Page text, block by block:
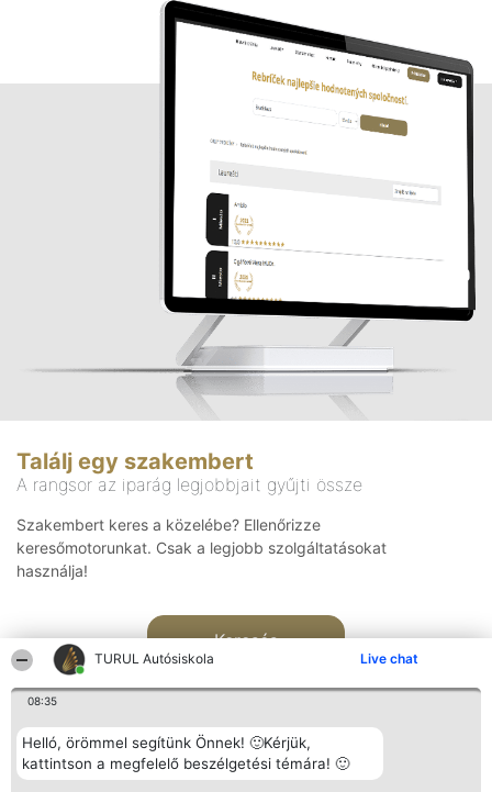
TURUL Autósiskola Live chat
08:35
Helló, örömmel segítünk Önnek! 🙂Kérjük,
kattintson a megfelelő beszélgetési témára! 🙂
Találj egy szakembert
A rangsor az iparág legjobbjait gyűjti össze
Szakembert keres a közelébe? Ellenőrizze
keresőmotorunkat. Csak a legjobb szolgáltatásokat
használja!
Keresés